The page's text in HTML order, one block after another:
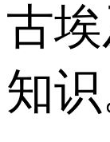
古
知识